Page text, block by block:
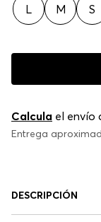
L M S
Calcula el envío
Entrega
DESCRIPCIÓN